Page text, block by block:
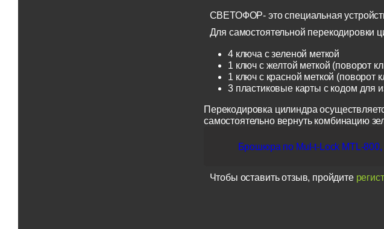
СВЕТОФОР- это специальная
Для самостоятельной перекодировки
4 ключа с зеленой меткой
1 ключ с желтой меткой (поворот
1 ключ с красной меткой (поворот
3 пластиковые карты с кодом для
Перекодировка цилиндра
самостоятельно вернуть комбинацию
Брошюра по Mul-t-Lock MTL-
Чтобы оставить отзыв, пройдите